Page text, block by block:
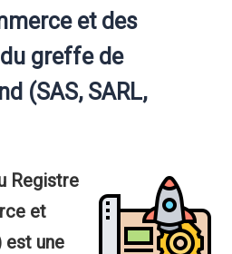
et des
greffe de
(SAS, SARL,
Registre
et
est une